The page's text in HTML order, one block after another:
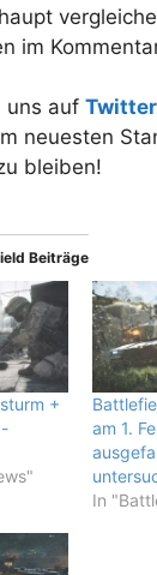
im
uns auf Twitter
neuesten
bleiben!
Beiträge
+
am 1.
In